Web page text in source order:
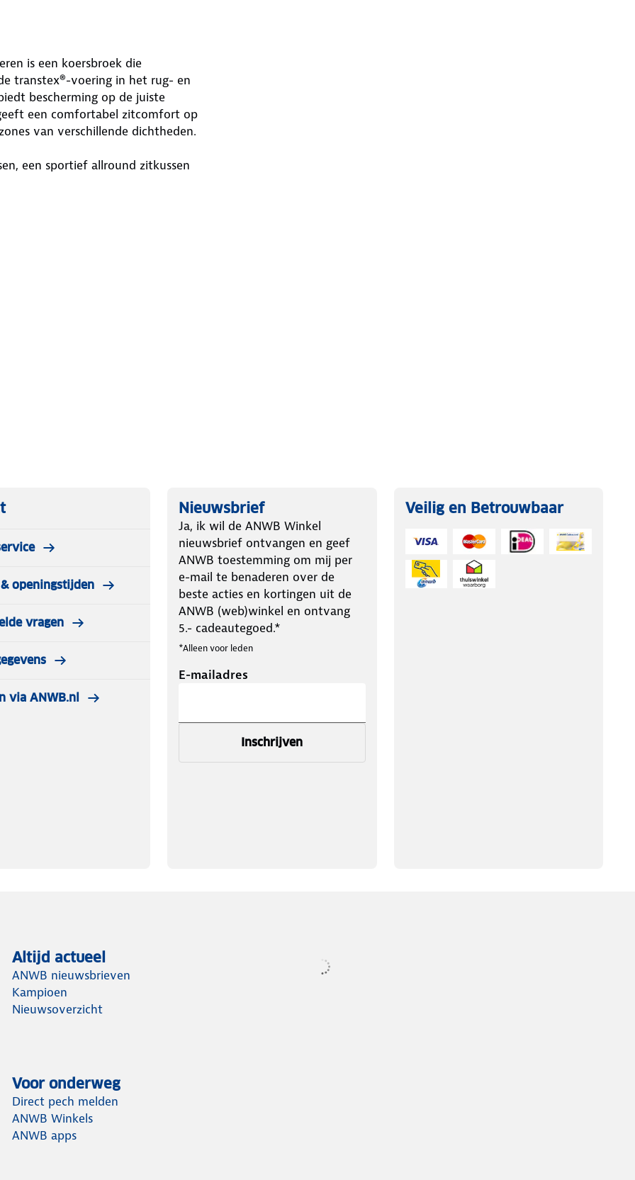
is een koersbroek die
transtex®-voering in het rug- en
bescherming op de juiste
een comfortabel zitcomfort op
van verschillende dichtheden.
een sportief allround zitkussen
aangenaam ademend en
voor een ideale drukverdeling.
zithouding een aangenaam
Elastic:
is gemaakt van thermisch
met uitstekende dwars- en lengte
bewegingsvrijheid voor een
de binnenkant licht opgeruwd,
openingstijden
vragen
via ANWB.nl
Nieuwsbrief
Ja, ik wil de ANWB Winkel
nieuwsbrief ontvangen en geef
ANWB toestemming om mij per
e-mail te benaderen over de
beste acties en kortingen uit de
ANWB (web)winkel en ontvang
5.- cadeautegoed.*
*Alleen voor leden
E-mailadres
Inschrijven
Veilig en Betrouwbaar
Altijd actueel
ANWB nieuwsbrieven
Kampioen
Nieuwsoverzicht
Voor onderweg
Direct pech melden
ANWB Winkels
ANWB apps